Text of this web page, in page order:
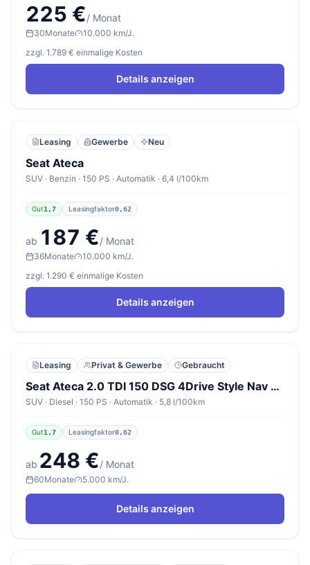
225 €/ Monat
30Monate
10.000 km/J.
zzgl. 1.789 € einmalige Kosten
Details anzeigen
Leasing Gewerbe Neu
Seat Ateca
SUV · Benzin · 150 PS · Automatik · 6,4 l/100km
Gut1,7 Leasingfaktor0,62
ab 187 €/ Monat
36Monate
10.000 km/J.
zzgl. 1.290 € einmalige Kosten
Details anzeigen
Leasing Privat & Gewerbe Gebraucht
Seat Ateca 2.0 TDI 150 DSG 4Drive Style Nav eHk ACC
SUV · Diesel · 150 PS · Automatik · 5,8 l/100km
Gut1,7 Leasingfaktor0,62
ab 248 €/ Monat
60Monate 5.000 km/J.
Details anzeigen